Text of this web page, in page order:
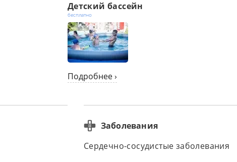
Детский бассейн
бесплатно
Подробнее ›
Заболевания
Сердечно-сосудистые заболевания